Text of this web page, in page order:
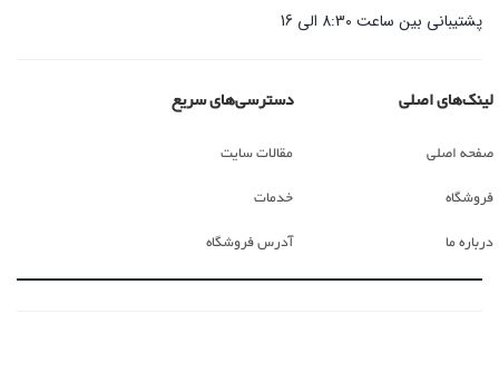
پشتیبانی بین ساعت 8:30 الی 16
لینک‌های اصلی
صفحه اصلی
فروشگاه
درباره ما
دسترسی‌های سریع
مقالات سایت
خدمات
آدرس فروشگاه